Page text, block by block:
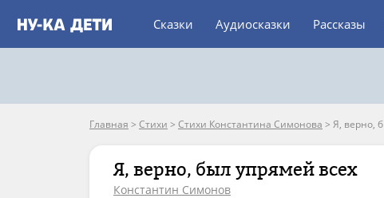
Сказки Аудиосказки Рассказы
Главная > Стихи > Стихи Константина Симонова > Я, верно,
Я, верно, был упрямей всех
Константин Симонов